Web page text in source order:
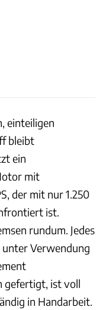
einteiligen
bleibt
ein
mit
der mit nur 1.250
ist.
rundum. Jedes
Verwendung
gefertigt, ist voll
in Handarbeit.